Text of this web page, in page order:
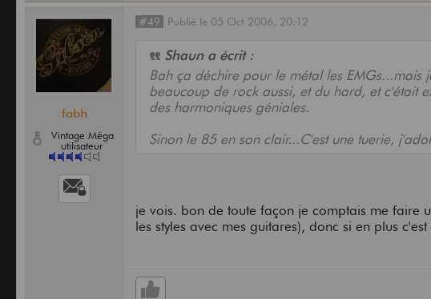
fabh
Vintage Méga
utilisateur
#49 Publié le 05 Oct 2006, 20:12
Shaun a écrit :
Bah ça déchire pour le métal les
beaucoup de rock aussi, et du hard, et c'était
des harmoniques géniales.
Sinon le 85 en son clair...C'est une tuerie,
je vois. bon de toute façon je comptais me faire
les styles avec mes guitares), donc si en plus